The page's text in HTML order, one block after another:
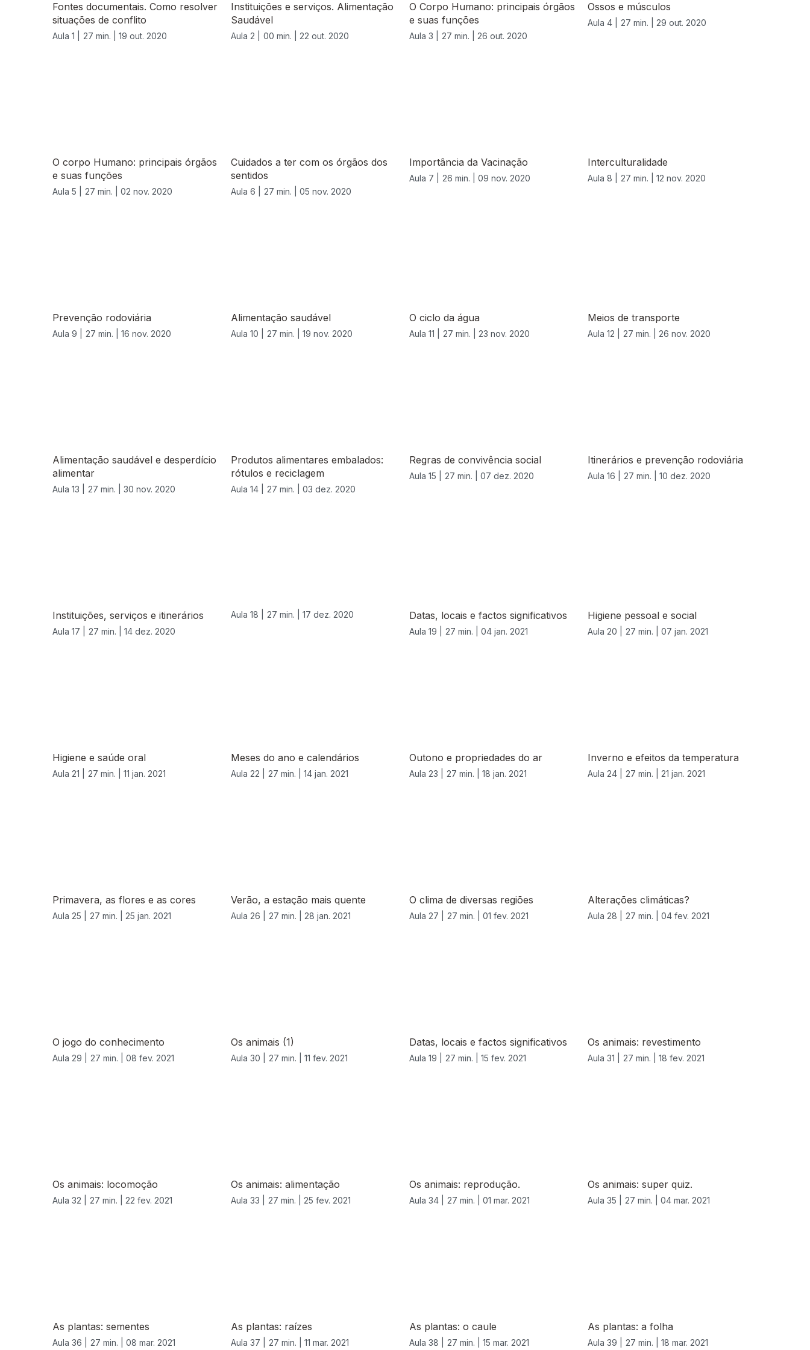
Fontes documentais. Como resolver
situações de conflito
Aula 1 | 27 min. | 19 out. 2020
Instituições e serviços. Alimentação
Saudável
Aula 2 | 00 min. | 22 out. 2020
O Corpo Humano: principais órgãos
e suas funções
Aula 3 | 27 min. | 26 out. 2020
Ossos e músculos
Aula 4 | 27 min. | 29 out. 2020
O corpo Humano: principais órgãos
e suas funções
Aula 5 | 27 min. | 02 nov. 2020
Cuidados a ter com os órgãos dos
sentidos
Aula 6 | 27 min. | 05 nov. 2020
Importância da Vacinação
Aula 7 | 26 min. | 09 nov. 2020
Interculturalidade
Aula 8 | 27 min. | 12 nov. 2020
Prevenção rodoviária
Aula 9 | 27 min. | 16 nov. 2020
Alimentação saudável
Aula 10 | 27 min. | 19 nov. 2020
O ciclo da água
Aula 11 | 27 min. | 23 nov. 2020
Meios de transporte
Aula 12 | 27 min. | 26 nov. 2020
Alimentação saudável e desperdício
alimentar
Aula 13 | 27 min. | 30 nov. 2020
Produtos alimentares embalados:
rótulos e reciclagem
Aula 14 | 27 min. | 03 dez. 2020
Regras de convivência social
Aula 15 | 27 min. | 07 dez. 2020
Itinerários e prevenção rodoviária
Aula 16 | 27 min. | 10 dez. 2020
Instituições, serviços e itinerários
Aula 17 | 27 min. | 14 dez. 2020
Aula 18 | 27 min. | 17 dez. 2020 Datas, locais e factos significativos
Aula 19 | 27 min. | 04 jan. 2021
Higiene pessoal e social
Aula 20 | 27 min. | 07 jan. 2021
Higiene e saúde oral
Aula 21 | 27 min. | 11 jan. 2021
Meses do ano e calendários
Aula 22 | 27 min. | 14 jan. 2021
Outono e propriedades do ar
Aula 23 | 27 min. | 18 jan. 2021
Inverno e efeitos da temperatura
Aula 24 | 27 min. | 21 jan. 2021
Primavera, as flores e as cores
Aula 25 | 27 min. | 25 jan. 2021
Verão, a estação mais quente
Aula 26 | 27 min. | 28 jan. 2021
O clima de diversas regiões
Aula 27 | 27 min. | 01 fev. 2021
Alterações climáticas?
Aula 28 | 27 min. | 04 fev. 2021
O jogo do conhecimento
Aula 29 | 27 min. | 08 fev. 2021
Os animais (1)
Aula 30 | 27 min. | 11 fev. 2021
Datas, locais e factos significativos
Aula 19 | 27 min. | 15 fev. 2021
Os animais: revestimento
Aula 31 | 27 min. | 18 fev. 2021
Os animais: locomoção
Aula 32 | 27 min. | 22 fev. 2021
Os animais: alimentação
Aula 33 | 27 min. | 25 fev. 2021
Os animais: reprodução.
Aula 34 | 27 min. | 01 mar. 2021
Os animais: super quiz.
Aula 35 | 27 min. | 04 mar. 2021
As plantas: sementes
Aula 36 | 27 min. | 08 mar. 2021
As plantas: raízes
Aula 37 | 27 min. | 11 mar. 2021
As plantas: o caule
Aula 38 | 27 min. | 15 mar. 2021
As plantas: a folha
Aula 39 | 27 min. | 18 mar. 2021